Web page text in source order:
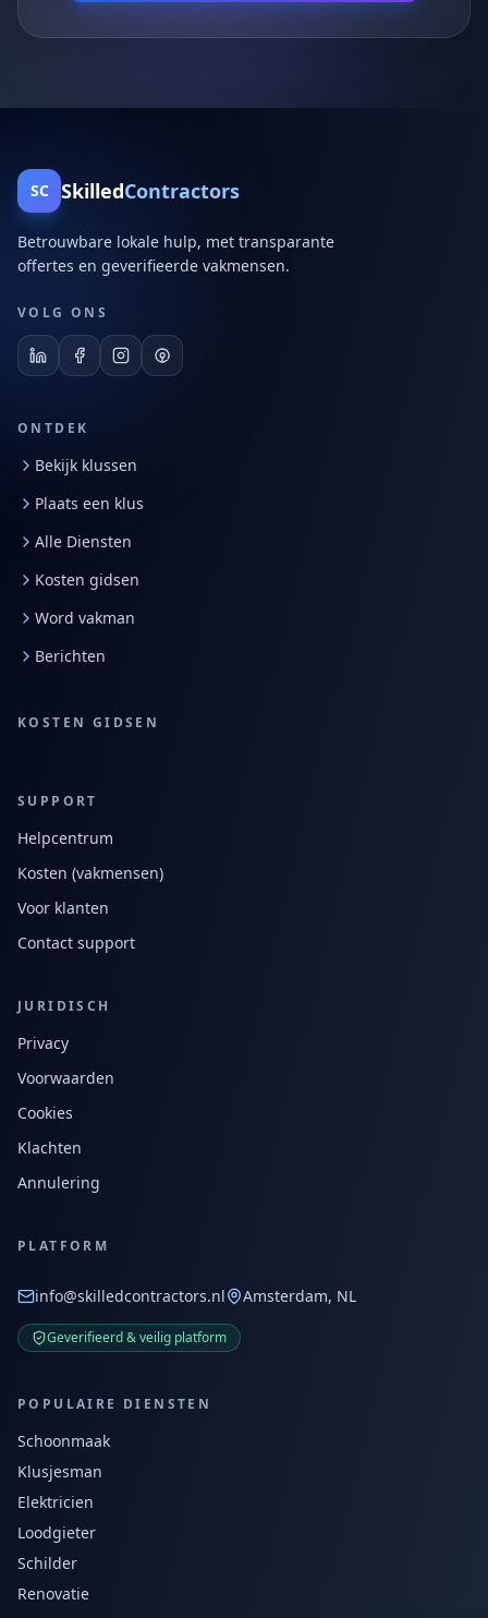
SC SkilledContractors
Betrouwbare lokale hulp, met transparante
offertes en geverifieerde vakmensen.
VOLG ONS
ONTDEK
Bekijk klussen
Plaats een klus
Alle Diensten
Kosten gidsen
Word vakman
Berichten
KOSTEN GIDSEN
SUPPORT
Helpcentrum
Kosten (vakmensen)
Voor klanten
Contact support
JURIDISCH
Privacy
Voorwaarden
Cookies
Klachten
Annulering
PLATFORM
info@skilledcontractors.nl Amsterdam, NL
Geverifieerd & veilig platform
POPULAIRE DIENSTEN
Schoonmaak
Klusjesman
Elektricien
Loodgieter
Schilder
Renovatie